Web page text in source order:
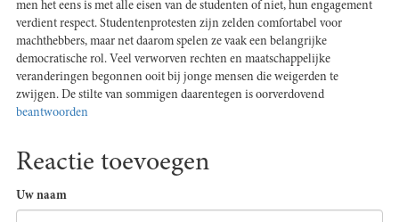
men het eens is met alle eisen van de studenten of niet, hun engagement
verdient respect. Studentenprotesten zijn zelden comfortabel voor
machthebbers, maar net daarom spelen ze vaak een belangrijke
democratische rol. Veel verworven rechten en maatschappelijke
veranderingen begonnen ooit bij jonge mensen die weigerden te
zwijgen. De stilte van sommigen daarentegen is oorverdovend
beantwoorden
Reactie toevoegen
Uw naam